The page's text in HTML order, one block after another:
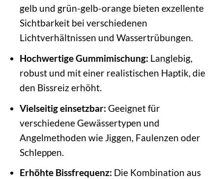
gelb und grün-gelb-orange bieten exzellente
Sichtbarkeit bei verschiedenen
Lichtverhältnissen und Wassertrübungen.
Hochwertige Gummimischung: Langlebig,
robust und mit einer realistischen Haptik, die
den Bissreiz erhöht.
Vielseitig einsetzbar: Geeignet für
verschiedene Gewässertypen und
Angelmethoden wie Jiggen, Faulenzen oder
Schleppen.
Erhöhte Bissfrequenz: Die Kombination aus